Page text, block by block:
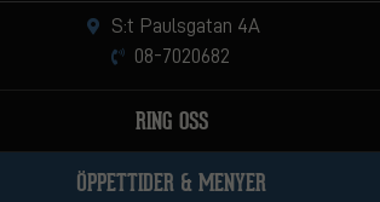
S:t Paulsgatan 4A
08-7020682
RING OSS
ÖPPETTIDER & MENYER